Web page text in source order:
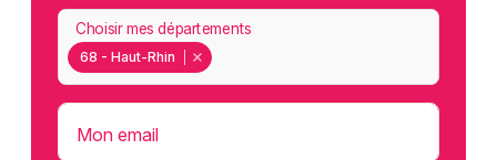
68 - Haut-Rhin
Choisir mes départements
Mon email